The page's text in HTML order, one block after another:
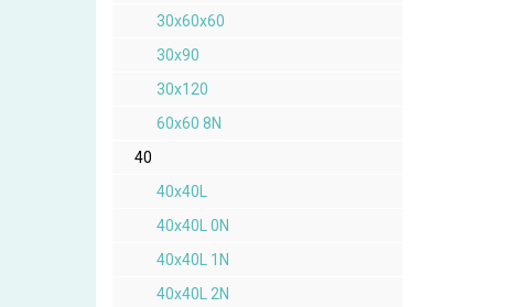
30x60x60
30x90
30x120
60x60 8N
40
40x40L
40x40L 0N
40x40L 1N
40x40L 2N